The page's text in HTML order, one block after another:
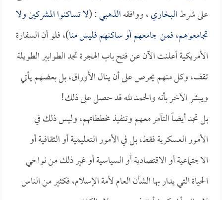
على شرطالبخاري، ووافقهالذهبي: (لا تساكنوا المشركين ولا
تجامعوهم، فمن جامعهم أو ساكنهم فليس منا)، فلو أن السفارة
الأمريكية أعلنت الآن عن فتح باب الهجرة تجد الطوابير الطويلة
تقف، وكل منهم يحرص على أن ينال الأوراق، بل بعضهم يأتي
ويبشر الآخر بأنه والحمد لله قد حصل على ذلك!
بل تجد أيضاً التآمر معهم وتنفيذ مخططاتهم، وليس ذلك في
الأمور العسكرية فقط، بل في الأمور التعليمية أو الثقافية أو
الاجتماعية أو الاقتصادية أو السياسية أو غير ذلك من نواحي
الحياة التي يدار بها الشأن العام لأمة الإسلام، فكثير من الناس